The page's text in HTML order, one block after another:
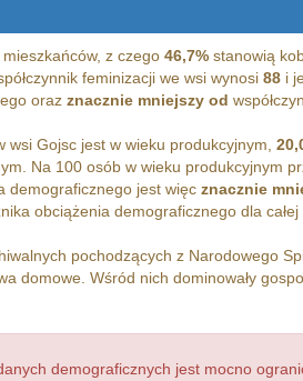
z czego 46,7%stanowią
feminizacji we wsi wynosi 88i
oraz znacznie mniejszy od
wsi Gojsc jest w wieku produkcyjnym,
Na 100 osób w wieku produkcyjnym
demograficznego jest więc znacznie
obciążenia demograficznego dla całej
pochodzących z Narodowego
domowe. Wśród nich dominowały
demograficznych jest mocno